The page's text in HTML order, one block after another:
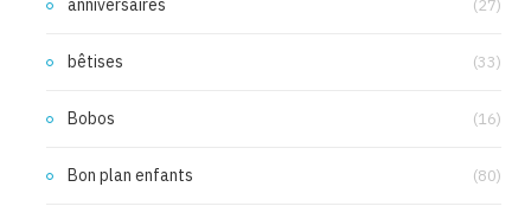
anniversaires (27)
bêtises (33)
Bobos (16)
Bon plan enfants (80)